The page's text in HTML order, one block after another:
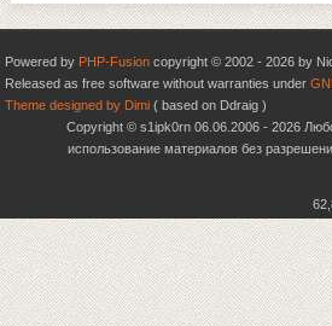
Powered by PHP-Fusion copyright © 2002 - 2026 by
Released as free software without warranties under
Theme designed by Dimi ( based on Ddraig )
Copyright © s1ipk0rn 06.06.2006 - 2026
использование материалов без